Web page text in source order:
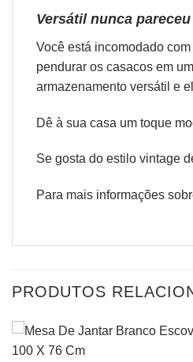
Versátil nunca
Você está incomodado
pendurar os casacos em
armazenamento versátil e
Dê à sua casa um toque
Se gosta do estilo vintage
Para mais informações
PRODUTOS